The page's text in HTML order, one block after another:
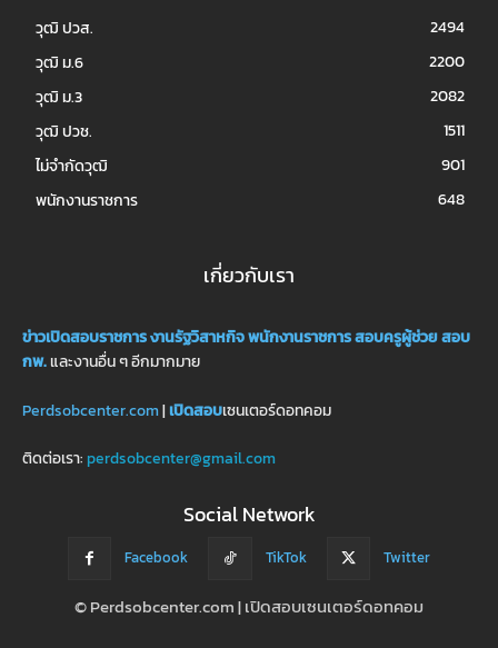
วุฒิ ปวส.
2494
วุฒิ ม.6
2200
วุฒิ ม.3
2082
วุฒิ ปวช.
1511
ไม่จำกัดวุฒิ
901
พนักงานราชการ
648
เกี่ยวกับเรา
ข่าวเปิดสอบราชการงานรัฐวิสาหกิจพนักงานราชการสอบครูผู้ช่วยสอบ
กพ.และงานอื่น ๆ อีกมากมาย
Perdsobcenter.com|เปิดสอบเซนเตอร์ดอทคอม
ติดต่อเรา: perdsobcenter@gmail.com
Social Network
Facebook TikTok Twitter
© Perdsobcenter.com | เปิดสอบเซนเตอร์ดอทคอม